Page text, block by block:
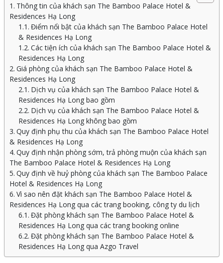
Thông tin của khách sạn The Bamboo Palace Hotel &
Residences Hạ Long
Điểm nổi bật của khách sạn The Bamboo Palace Hotel
& Residences Hạ Long
Các tiện ích của khách sạn The Bamboo Palace Hotel &
Residences Hạ Long
Giá phòng của khách sạn The Bamboo Palace Hotel &
Residences Hạ Long
Dịch vụ của khách sạn The Bamboo Palace Hotel &
Residences Hạ Long bao gồm
Dịch vụ của khách sạn The Bamboo Palace Hotel &
Residences Hạ Long không bao gồm
Quy định phụ thu của khách sạn The Bamboo Palace Hotel
& Residences Hạ Long
Quy định nhận phòng sớm, trả phòng muộn của khách sạn
The Bamboo Palace Hotel & Residences Hạ Long
Quy định về huỷ phòng của khách sạn The Bamboo Palace
Hotel & Residences Hạ Long
Vì sao nên đặt khách sạn The Bamboo Palace Hotel &
Residences Hạ Long qua các trang booking, công ty du lịch
Đặt phòng khách sạn The Bamboo Palace Hotel &
Residences Hạ Long qua các trang booking online
Đặt phòng khách sạn The Bamboo Palace Hotel &
Residences Hạ Long qua Azgo Travel